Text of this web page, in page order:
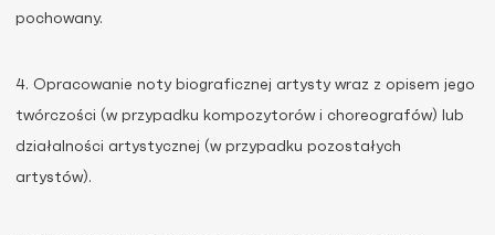
pochowany.
4. Opracowanie noty biograficznej artysty wraz z opisem jego
twórczości (w przypadku kompozytorów i choreografów) lub
działalności artystycznej (w przypadku pozostałych
artystów).